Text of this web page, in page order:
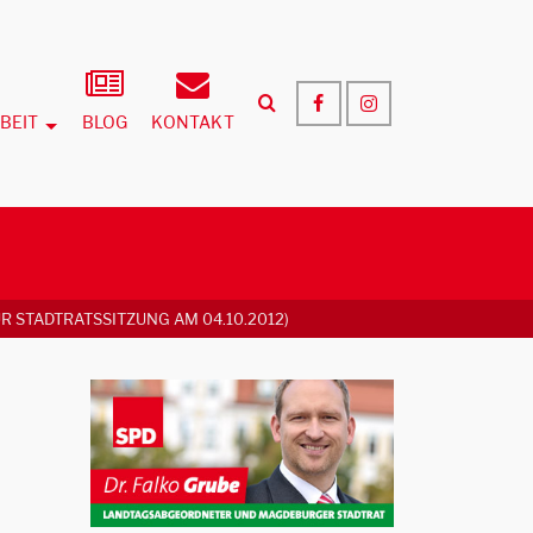
BLOG KONTAKT
STADTRATSSITZUNG AM 04.10.2012)